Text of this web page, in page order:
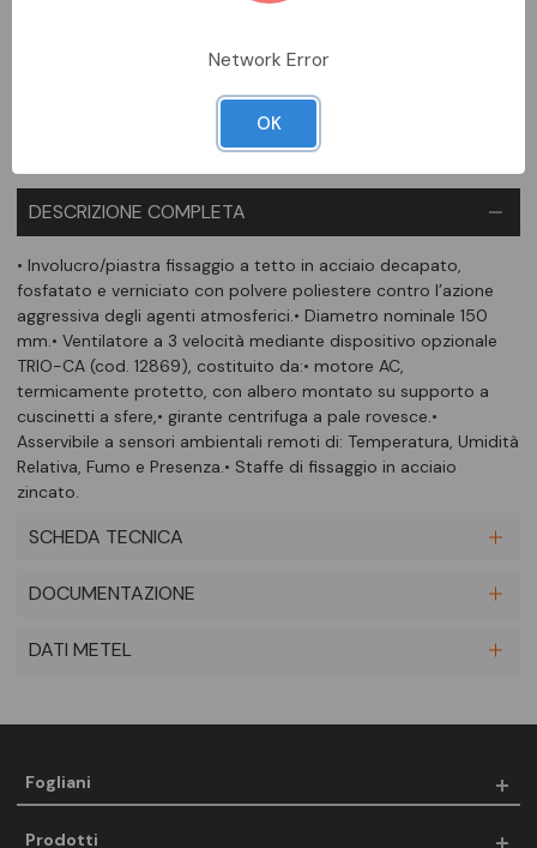
Aggiungi alla comparazione
DESCRIZIONE COMPLETA
• Involucro/piastra fissaggio a tetto in acciaio decapato,
fosfatato e verniciato con polvere poliestere contro l’azione
aggressiva degli agenti atmosferici.• Diametro nominale 150
mm.• Ventilatore a 3 velocità mediante dispositivo opzionale
TRIO-CA (cod. 12869), costituito da:• motore AC,
termicamente protetto, con albero montato su supporto a
cuscinetti a sfere,• girante centrifuga a pale rovesce.•
Asservibile a sensori ambientali remoti di: Temperatura, Umidità
Relativa, Fumo e Presenza.• Staffe di fissaggio in acciaio
zincato.
SCHEDA TECNICA
DOCUMENTAZIONE
DATI METEL
Fogliani
Prodotti
Network Error
OK